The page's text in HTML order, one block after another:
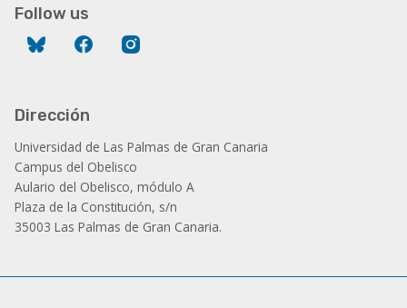
Follow us
Bluesky Facebook
Dirección
Universidad de Las Palmas de Gran Canaria
Campus del Obelisco
Aulario del Obelisco, módulo A
Plaza de la Constitución, s/n
35003 Las Palmas de Gran Canaria.